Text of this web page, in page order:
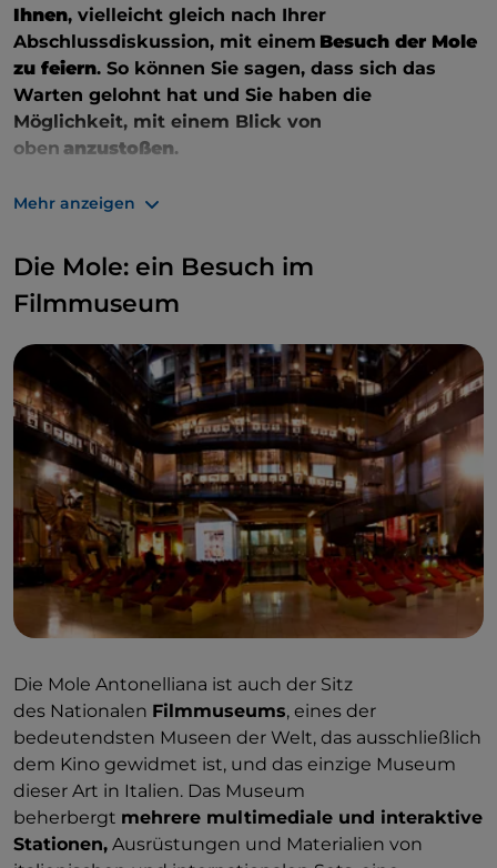
Ihnen, vielleicht gleich nach Ihrer
Abschlussdiskussion, mit einem Besuch der Mole
zu feiern. So können Sie sagen, dass sich das
Warten gelohnt hat und Sie haben die
Möglichkeit, mit einem Blick von
oben anzustoßen.
Das Museo del Cinema
ein sicherer Ort für alle Studenten
also besuchen Sie ihn.
Zu den geheimnisvollen
Mole gehört auch die, dass das Werk alsgroße
Antenne gilt, die positive Energie auf die Stadt
ausstrahlt. Es ist kein Geheimnis, dass Turin seit
jeherals magische Stadt gilt, denn mit ihr
sind Mythen und Legenden esoterischer Kulte
verbunden. Die Stadt ist in der Tat dafür bekannt,
einer der Gipfelbeider Dreiecke der schwarzen
Magie
(mit London und San Francisco) und der
weißenMagie(mit Prag und Lyon) zu sein.
Darüber hinaus wird die Mole bei
besonderen
Anlässen je nach Ereignis
in verschiedenen
oben, um sie in Blau, Rot oder mit tausend
blinkenden Lichtern zu sehen.
Mehr anzeigen
Die Mole: ein Besuch im
Filmmuseum
Die Mole Antonelliana ist auch der Sitz
des Nationalen Filmmuseums, eines der
bedeutendsten Museen der Welt, das ausschließlich
dem Kino gewidmet ist, und das einzige Museum
dieser Art in Italien. Das Museum
beherbergt mehrere multimediale und interaktive
Stationen, Ausrüstungen und Materialien von